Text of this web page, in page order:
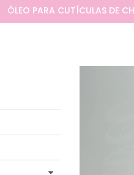
ÓLEO PARA CUTÍCULAS DE